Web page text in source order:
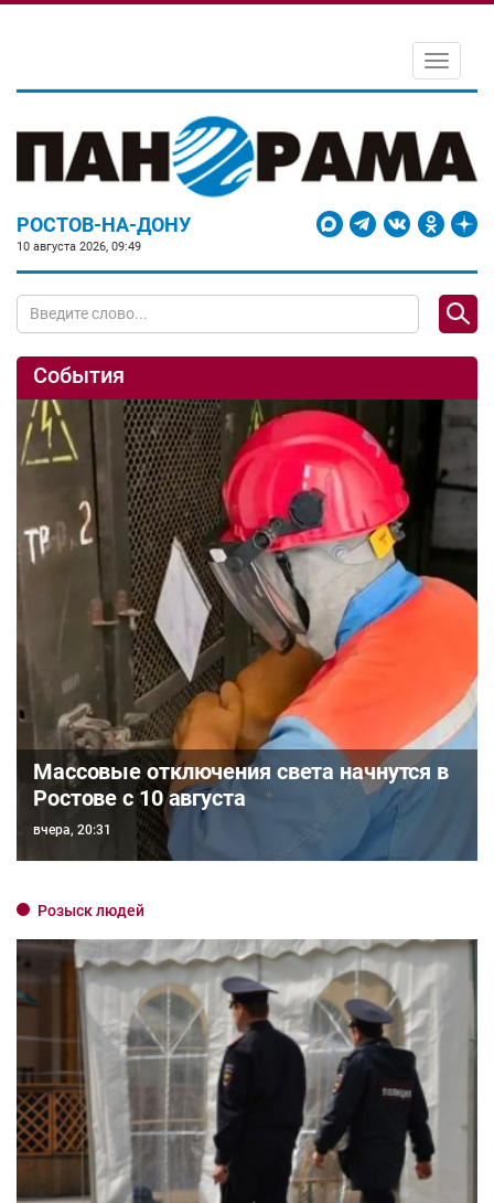
Toggle
РОСТОВ-НА-ДОНУ
10 августа 2026, 09:49
События
Массовые отключения света начнутся в
Ростове с 10 августа
вчера, 20:31
Розыск людей